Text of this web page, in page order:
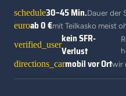
schedule30–45 Min.Dauer der
euroab 0 €mit Teilkasko meist
verified_userkein SFR-
Verlust
directions_carmobil vor Ortwir